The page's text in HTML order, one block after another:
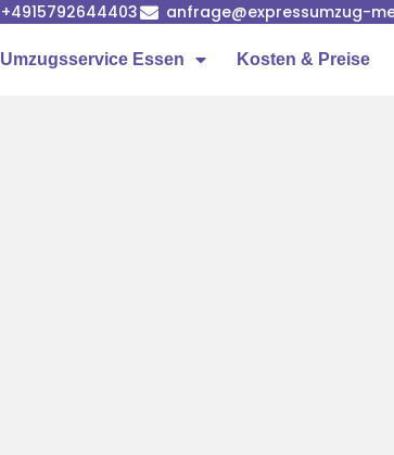
+4915792644403 anfrage@expressumzug-
Umzugsservice Essen Kosten & Preise